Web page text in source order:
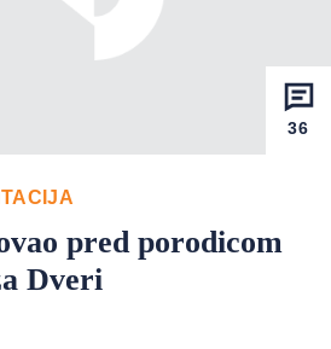
36
pred porodicom
Dveri